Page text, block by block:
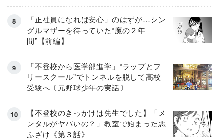
「正社員になれば安心」のはずが…シン
グルマザーを待っていた“魔の２年
間”【前編】
「不登校から医学部進学」“ラップとフ
リースクール”でトンネルを脱して高校
受験へ〔元野球少年の実話〕
【不登校のきっかけは先生でした】「メ
ンタルがヤバいの？」教室で始まった悪
ふざけ《第３話》